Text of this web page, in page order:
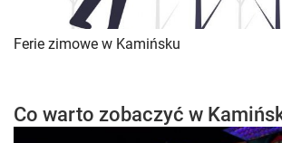
Ferie zimowe w Kamińsku
Co warto zobaczyć w